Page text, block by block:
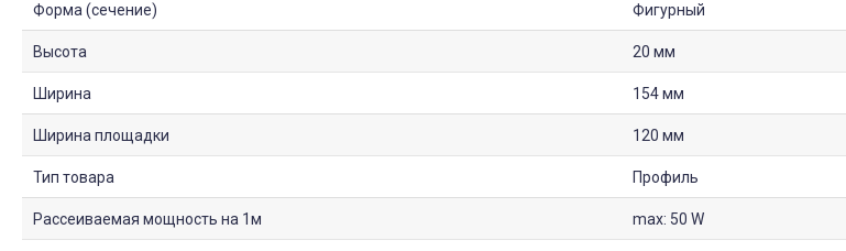
Форма (сечение) Фигурный
Высота 20 мм
Ширина 154 мм
Ширина площадки 120 мм
Тип товара Профиль
Рассеиваемая мощность на 1м max: 50 W